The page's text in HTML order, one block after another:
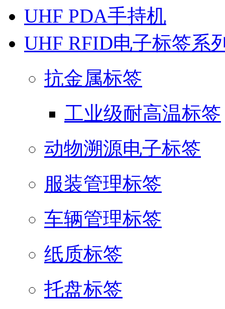
UHF PDA手持机
UHF RFID电子标签系
抗金属标签
工业级耐高温标签
动物溯源电子标签
服装管理标签
车辆管理标签
纸质标签
托盘标签